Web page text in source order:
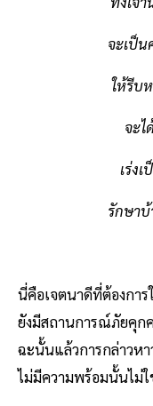
จะเป็น
ให้รีบ
จะ
เร่ง
รักษาบ้
นี่คือเจตนาดีที่ต้องกา
ยังมีสถานการณ์ภัยคุก
ฉะนั้นแล้วการกล่าวห
ไม่มีความพร้อมนั้นไม่ใ